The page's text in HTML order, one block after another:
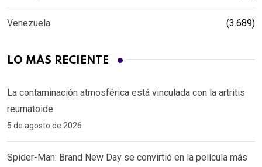
Venezuela (3.689)
LO MÁS RECIENTE
La contaminación atmosférica está vinculada con la artritis
reumatoide
5 de agosto de 2026
Spider-Man: Brand New Day se convirtió en la película más